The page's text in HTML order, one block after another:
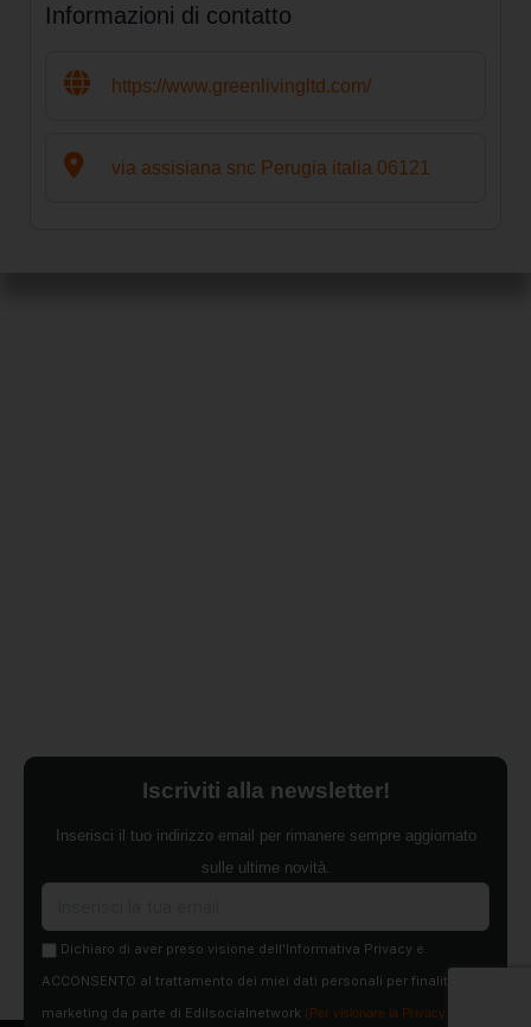
Informazioni di contatto
https://www.greenlivingltd.com/
via assisiana snc Perugia italia 06121
Iscriviti alla newsletter!
Inserisci il tuo indirizzo email per rimanere sempre aggiornato
sulle ultime novità.
Dichiaro di aver preso visione dell'Informativa Privacy e
ACCONSENTO al trattamento dei miei dati personali per finalità di
marketing da parte di Edilsocialnetwork (Per visionare la Privacy Policy